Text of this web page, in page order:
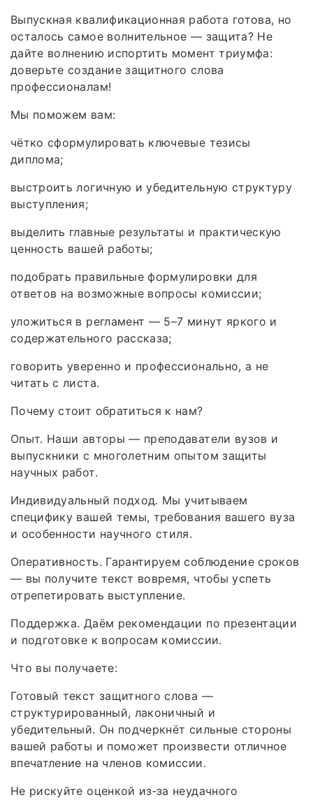
Выпускная квалификационная работа готова, но
осталось самое волнительное — защита? Не
дайте волнению испортить момент триумфа:
доверьте создание защитного слова
профессионалам!
Мы поможем вам:
чётко сформулировать ключевые тезисы
диплома;
выстроить логичную и убедительную структуру
выступления;
выделить главные результаты и практическую
ценность вашей работы;
подобрать правильные формулировки для
ответов на возможные вопросы комиссии;
уложиться в регламент — 5–7 минут яркого и
содержательного рассказа;
говорить уверенно и профессионально, а не
читать с листа.
Почему стоит обратиться к нам?
Опыт. Наши авторы — преподаватели вузов и
выпускники с многолетним опытом защиты
научных работ.
Индивидуальный подход. Мы учитываем
специфику вашей темы, требования вашего вуза
и особенности научного стиля.
Оперативность. Гарантируем соблюдение сроков
— вы получите текст вовремя, чтобы успеть
отрепетировать выступление.
Поддержка. Даём рекомендации по презентации
и подготовке к вопросам комиссии.
Что вы получаете:
Готовый текст защитного слова —
структурированный, лаконичный и
убедительный. Он подчеркнёт сильные стороны
вашей работы и поможет произвести отличное
впечатление на членов комиссии.
Не рискуйте оценкой из‑за неудачного